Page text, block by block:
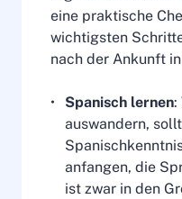
eine praktische
wichtigsten
nach der Ankunft
Spanisch lernen:
auswandern,
anfangen, die
ist zwar in den